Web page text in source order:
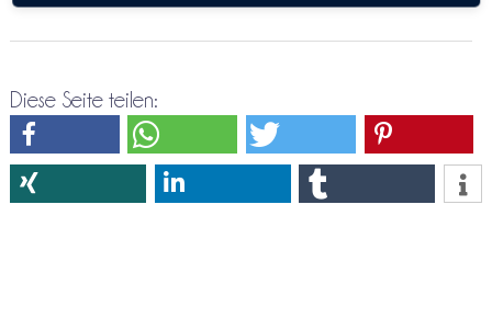
Diese Seite teilen: